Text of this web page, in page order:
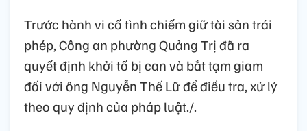
Trước hành vi cố tình chiếm giữ tài sản trái
phép, Công an phường Quảng Trị đã ra
quyết định khởi tố bị can và bắt tạm giam
đối với ông Nguyễn Thế Lữ để điều tra, xử lý
theo quy định của pháp luật./.